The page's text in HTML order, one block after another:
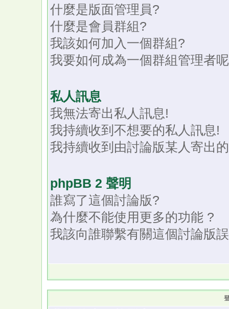
什麼是版面管理員?
什麼是會員群組?
我該如何加入一個群組?
我要如何成為一個群組管理者
私人訊息
我無法寄出私人訊息!
我持續收到不想要的私人訊息!
我持續收到由討論版某人寄出
phpBB 2 聲明
誰寫了這個討論版?
為什麼不能使用更多的功能 ?
我該向誰聯繫有關這個討論版